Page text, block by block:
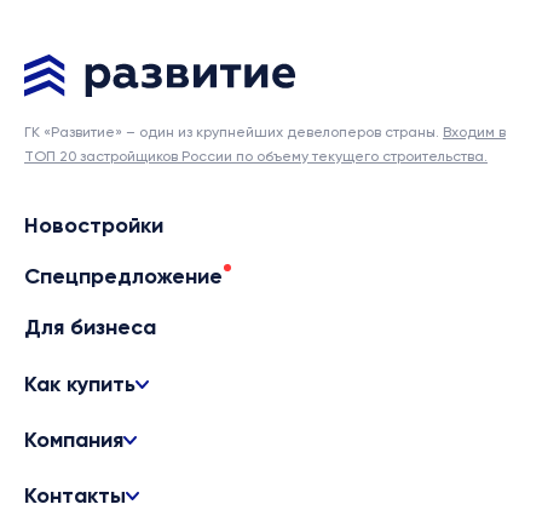
ГК «Развитие» – один из крупнейших девелоперов страны. Входим в
ТОП 20 застройщиков России по объему текущего строительства.
Новостройки
Спецпредложение
Для бизнеса
Как купить
Компания
Контакты